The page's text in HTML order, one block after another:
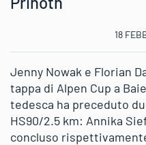
18
Jenny Nowak e Florian
tappa di Alpen Cup a
tedesca ha preceduto
HS90/2.5 km: Annika
concluso